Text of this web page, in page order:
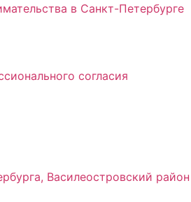
в Санкт-Петербурге
согласия
Василеостровский район